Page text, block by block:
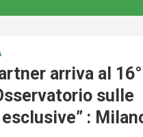
arriva al
sulle
: